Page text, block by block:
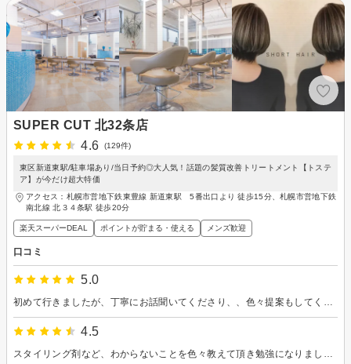
SUPER CUT 北32条店
4.6
(129件)
東区新道東駅/駐車場あり/当日予約◎大人気！話題の髪質改善トリートメント【トステ
ア】が今だけ超大特価
アクセス：札幌市営地下鉄東豊線 新道東駅 5番出口より 徒歩15分、札幌市営地下鉄
南北線 北３４条駅 徒歩20分
楽天スーパーDEAL ポイントが貯まる・使える メンズ歓迎
口コミ
5.0
4.5